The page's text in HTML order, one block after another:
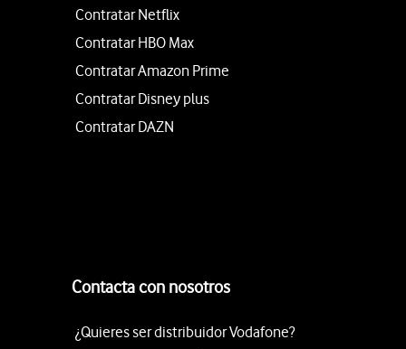
Contratar Netflix
Contratar HBO Max
Contratar Amazon Prime
Contratar Disney plus
Contratar DAZN
Contacta con nosotros
¿Quieres ser distribuidor Vodafone?